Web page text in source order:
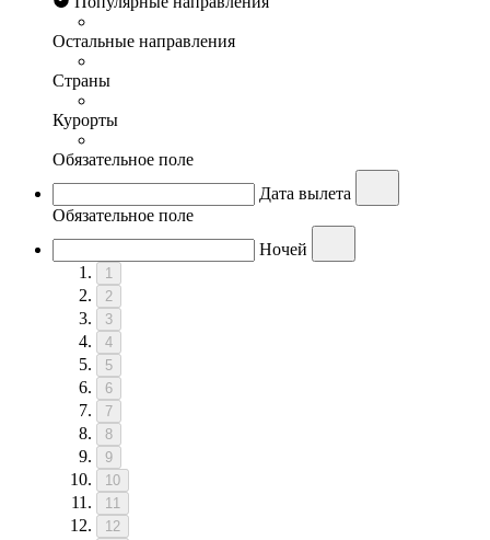
Остальные направления
Страны
Курорты
Обязательное поле
Дата вылета
Обязательное поле
Ночей
1
2
3
4
5
6
7
8
9
10
11
12